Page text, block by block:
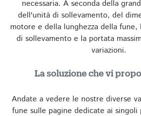
necessaria. A seconda della
dell'unità di sollevamento, del
motore e della lunghezza della
di sollevamento e la portata
variazioni.
La soluzione che vi
Andate a vedere le nostre diverse
fune sulle pagine dedicate ai